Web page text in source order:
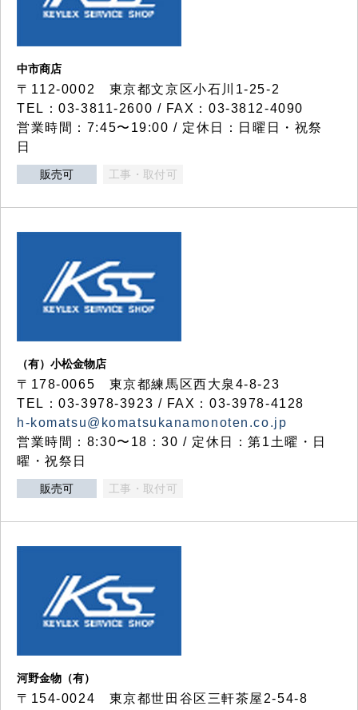
中市商店
〒112-0002 東京都文京区小石川1-25-2
TEL：03-3811-2600 / FAX：03-3812-4090
営業時間：7:45〜19:00 / 定休日：日曜日・祝祭
日
販売可 工事・取付可
（有）小松金物店
〒178-0065 東京都練馬区西大泉4-8-23
TEL：03-3978-3923 / FAX：03-3978-4128
h-komatsu@komatsukanamonoten.co.jp
営業時間：8:30〜18：30 / 定休日：第1土曜・日
曜・祝祭日
販売可 工事・取付可
河野金物（有）
〒154-0024 東京都世田谷区三軒茶屋2-54-8